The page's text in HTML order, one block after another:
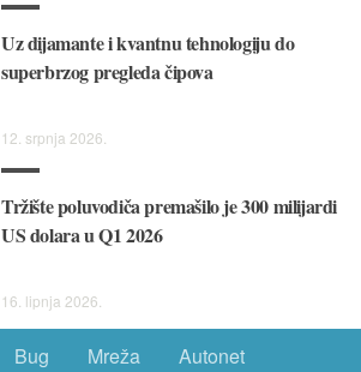
Uz dijamante i kvantnu tehnologiju do
superbrzog pregleda čipova
12. srpnja 2026.
Tržište poluvodiča premašilo je 300 milijardi
US dolara u Q1 2026
16. lipnja 2026.
Bug Mreža
Autonet